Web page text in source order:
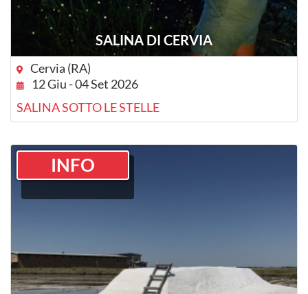
SALINA DI CERVIA
Cervia (RA)
12 Giu - 04 Set 2026
SALINA SOTTO LE STELLE
INFO